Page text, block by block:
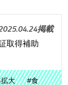
掲載
取得補助
大
#食